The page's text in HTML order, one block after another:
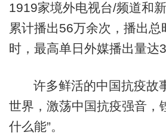
1919家境外电视台/频道和
累计播出56万余次，播出
时，最高单日外媒播出量达
许多鲜活的中国抗疫故
世界，激荡中国抗疫强音，
什么能”。